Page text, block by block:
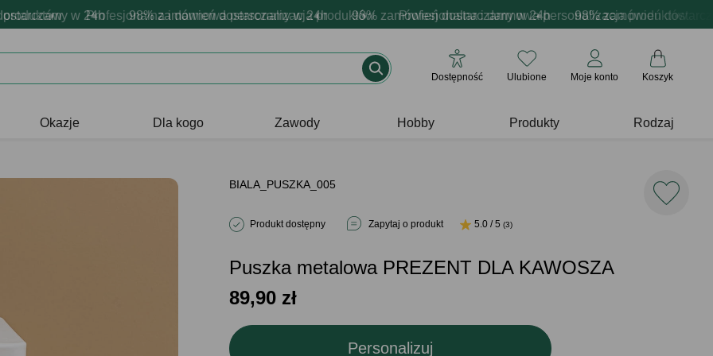
w 24h 98% zamówień dostarczamy w 24h 98% zamówień dostarczamy w 24h 98% zamówień
Profesjonalna i darmowa personalizacja produktów Profesjonalna i darmowa personalizacja produktów
udane prezenty Prezentujemy pozytywne emocje - zawsze udane prezenty Prezentujemy pozytywne emocje -
Dostępność Ulubione Moje konto Koszyk
Okazje Dla kogo Zawody Hobby Produkty Rodzaj
BIALA_PUSZKA_005
Produkt dostępny Zapytaj o produkt 5.0 / 5(3)
Puszka metalowa PREZENT DLA KAWOSZA
89,90 zł
Personalizuj